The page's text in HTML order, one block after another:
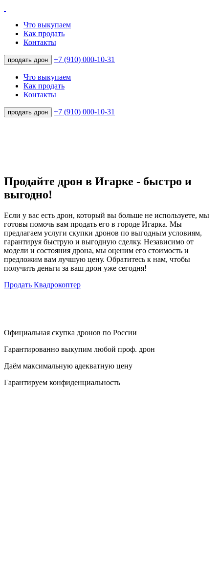
Что выкупаем
Как продать
Контакты
продать дрон +7 (910) 000-10-31
Что выкупаем
Как продать
Контакты
продать дрон +7 (910) 000-10-31
Продайте дрон в Игарке - быстро и
выгодно!
Если у вас есть дрон, который вы больше не используете, мы
готовы помочь вам продать его в городе Игарка. Мы
предлагаем услуги скупки дронов по выгодным условиям,
гарантируя быструю и выгодную сделку. Независимо от
модели и состояния дрона, мы оценим его стоимость и
предложим вам лучшую цену. Обратитесь к нам, чтобы
получить деньги за ваш дрон уже сегодня!
Продать Квадрокоптер
Официальная скупка дронов по России
Гарантированно выкупим любой проф. дрон
Даём максимальную адекватную цену
Гарантируем конфиденциальность